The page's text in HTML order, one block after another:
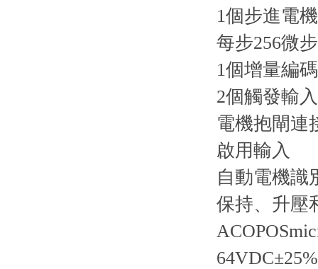
1個步進電
每步256微步
1個增量編
2個觸發輸入
電機抱閘連
啟用輸入
自動電機識
保持、升壓